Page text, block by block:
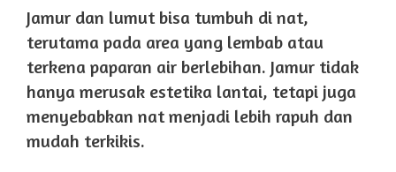
Jamur dan lumut bisa tumbuh di nat,
terutama pada area yang lembab atau
terkena paparan air berlebihan. Jamur tidak
hanya merusak estetika lantai, tetapi juga
menyebabkan nat menjadi lebih rapuh dan
mudah terkikis.